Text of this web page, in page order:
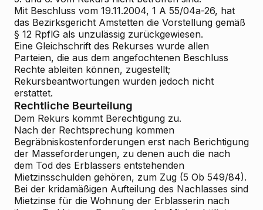
Mit Beschluss vom 19.11.2004, 1 A 55/04a-26, hat
das Bezirksgericht Amstetten die Vorstellung gemäß
§ 12 RpflG als unzulässig zurückgewiesen.
Eine Gleichschrift des Rekurses wurde allen
Parteien, die aus dem angefochtenen Beschluss
Rechte ableiten können, zugestellt;
Rekursbeantwortungen wurden jedoch nicht
erstattet.
Rechtliche Beurteilung
Dem Rekurs kommt Berechtigung zu.
Nach der Rechtsprechung kommen
Begräbniskostenforderungen erst nach Berichtigung
der Masseforderungen, zu denen auch die nach
dem Tod des Erblassers entstehenden
Mietzinsschulden gehören, zum Zug (5 Ob 549/84).
Bei der kridamäßigen Aufteilung des Nachlasses sind
Mietzinse für die Wohnung der Erblasserin nach